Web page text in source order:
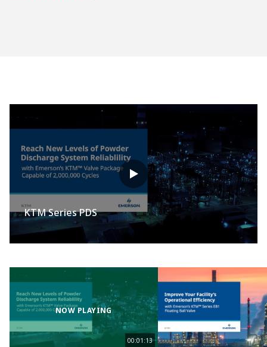
KTM Series PDS
NOW PLAYING
00:01:13